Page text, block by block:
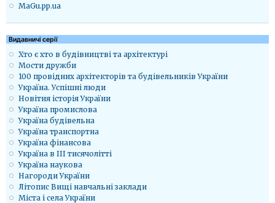
MaGu.pp.ua
Видавничі серії
Хто є хто в будівництві та архітектурі
Мости дружби
100 провідних архітекторів та будівельників України
Україна. Успішні люди
Новітня історія України
Україна промислова
Україна будівельна
Україна транспортна
Україна фінансова
Україна в ІІІ тисячолітті
Україна наукова
Нагороди України
Літопис Вищі навчальні заклади
Міста і села України